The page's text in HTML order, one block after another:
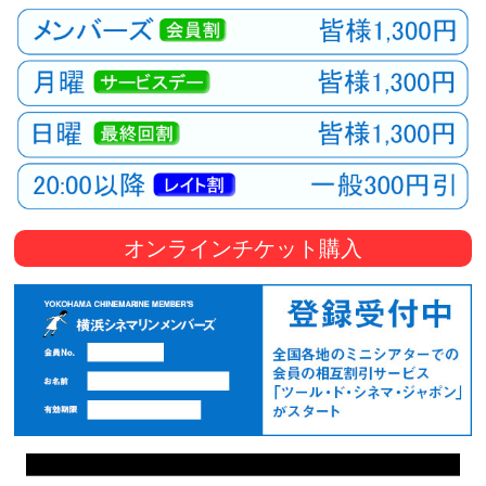
オンラインチケット購入